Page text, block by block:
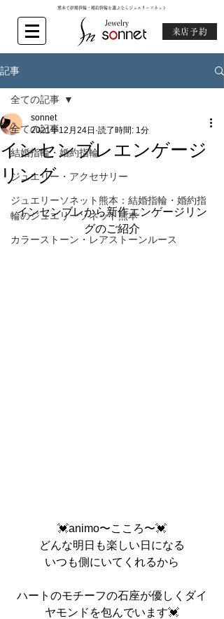
熊本で結婚指輪・婚約指輪を選ぶならジュエリーソネット
来店予約
記事
全ての記事
結婚指輪・婚約指輪
ジュエリー・アクセサリー
ジュエリーソネット熊本：結婚指輪・婚約指
輪のジュエリーソネット熊本
カラーストーン・レアストーンルース
全ての記事
インセンブレエンゲージ
リング
sonnet
2021年12月24日 読了時間: 1分
インセンブレから新作エンゲージリン
グのご紹介
💓animo〜こころ〜💓
どんな明日も楽しい日になる
いつも側にいてくれるから
ハートのモチーフの石座が優しくダイ
ヤモンドを包んでいます💓